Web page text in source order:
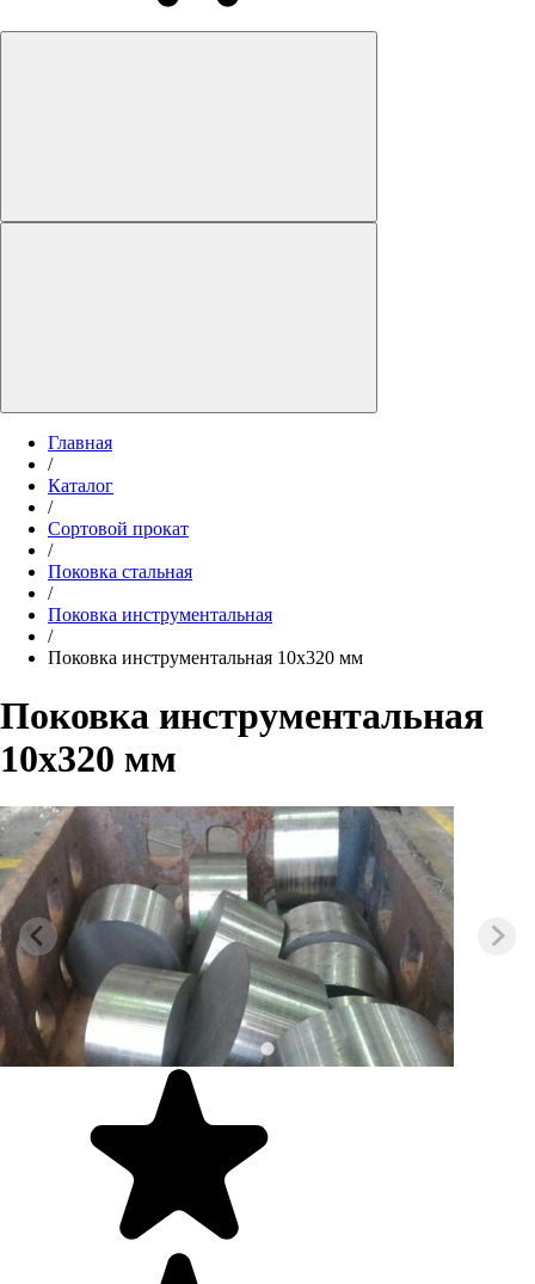
Главная
/
Каталог
/
Сортовой прокат
/
Поковка стальная
/
Поковка инструментальная
/
Поковка инструментальная 10х320 мм
Поковка инструментальная
10х320 мм